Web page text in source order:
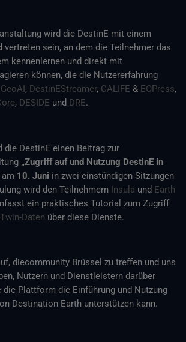
wird die DestinE mit einem
vertreten sein, an dem die Teilnehmer das
kennenlernen und direkt mit
können, die die Nutzererfahrung
GeoAI , DestinEStreamer, CALIFE & EOPress,
, DESIDE und DRE.
die DestinE einen Beitrag zur
„Zugriff auf und Nutzung DestinE in
am 10. Juni in zwei einstündigen Sitzungen
wird den Teilnehmern Insula und Earth
ein praktisches Tutorial zum Zugriff
Daten über diese Dienste.
diecommunity Brüssel zu treffen und uns
Nutzern und Dienstleistern darüber
die Plattform die Einführung und Nutzung
Destination Earth unterstützen kann.